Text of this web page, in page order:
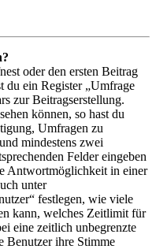
oder den ersten Beitrag
du ein Register „Umfrage
zur Beitragserstellung.
können, so hast du
Umfragen zu
mindestens zwei
Felder eingeben
Antwortmöglichkeit in einer
unter
festlegen, wie viele
kann, welches Zeitlimit für
eine zeitlich unbegrenzte
Benutzer ihre Stimme